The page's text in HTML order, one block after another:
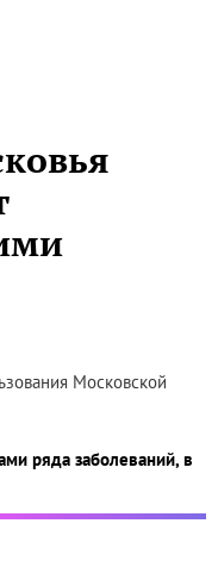
Московской
ряда заболеваний, в